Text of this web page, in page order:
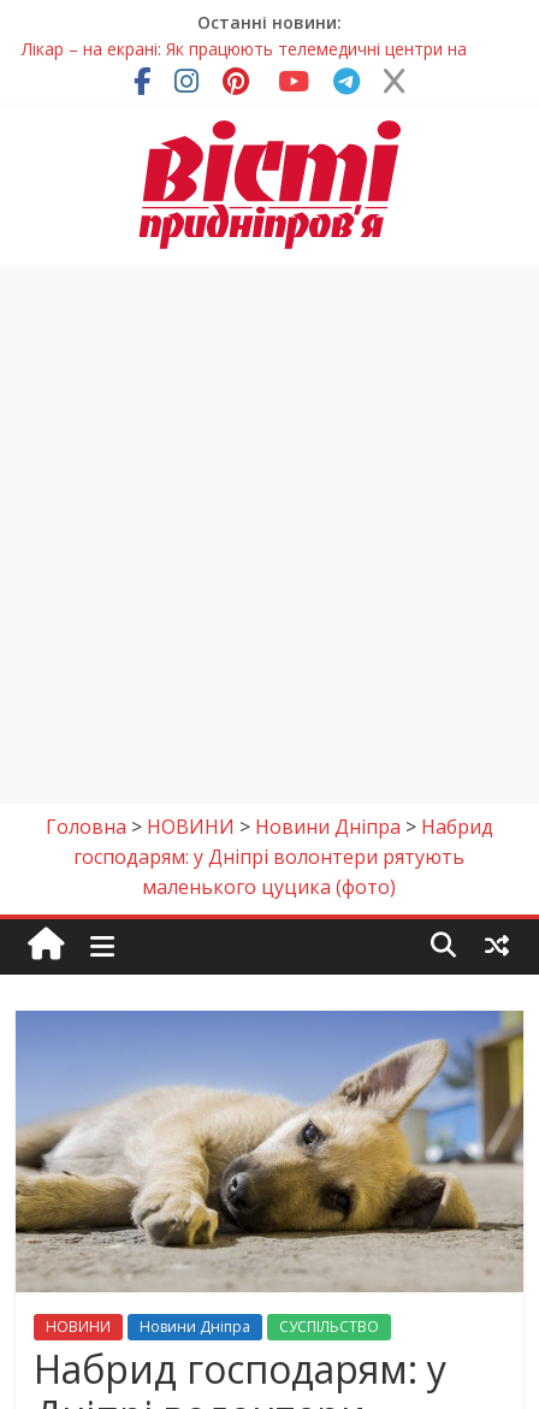
Останні новини:
Лікар – на екрані: Як працюють телемедичні центри на
Дніпропетровщині
У Дніпрі триває масштабна підготовка до опалювального
Пошуки тривають: на Дніпропетровщині досліджують місце
розташування легендарного монастиря (Фото)
Ветерани Дніпропетровщини отримують шанс на власне
Головна > НОВИНИ > Новини Дніпра > Набрид
господарям: у Дніпрі волонтери рятують
маленького цуцика (фото)
НОВИНИ Новини Дніпра СУСПІЛЬСТВО
Набрид господарям: у